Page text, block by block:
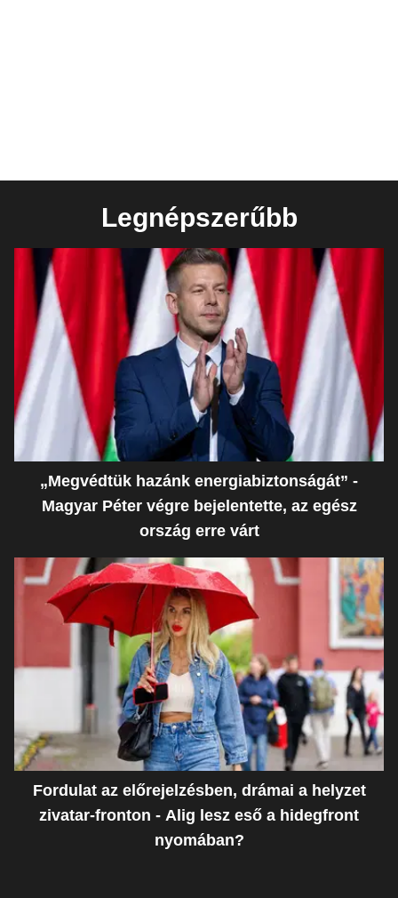
Legnépszerűbb
„Megvédtük hazánk energiabiztonságát” -
Magyar Péter végre bejelentette, az egész
ország erre várt
Fordulat az előrejelzésben, drámai a helyzet
zivatar-fronton - Alig lesz eső a hidegfront
nyomában?